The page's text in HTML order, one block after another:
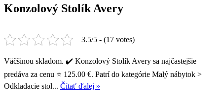
Konzolový Stolík Avery
3.5/5 - (17 votes)
Väčšinou skladom. ✔️ Konzolový Stolík Avery sa najčastejšie
predáva za cenu ⭐ 125.00 €. Patrí do kategórie Malý nábytok >
Odkladacie stol... Čítať ďalej »